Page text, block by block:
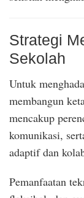
Strategi
Sekolah
Untuk
membangun
mencakup
komunikasi,
adaptif dan
Pemanfaatan